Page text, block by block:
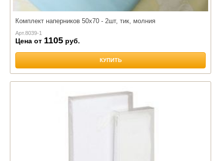
Комплект наперников 50х70 - 2шт, тик, молния
Арт.8039-1
Цена от 1105 руб.
КУПИТЬ